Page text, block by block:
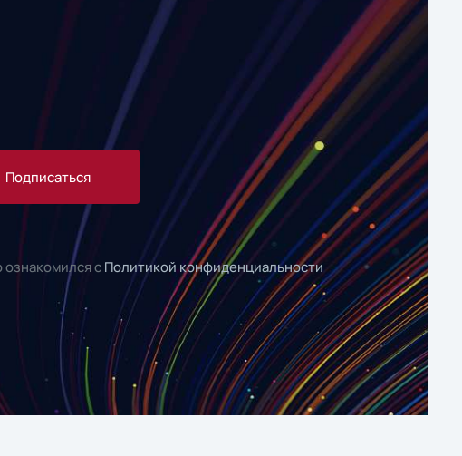
Подписаться
сПолитикой конфиденциальности